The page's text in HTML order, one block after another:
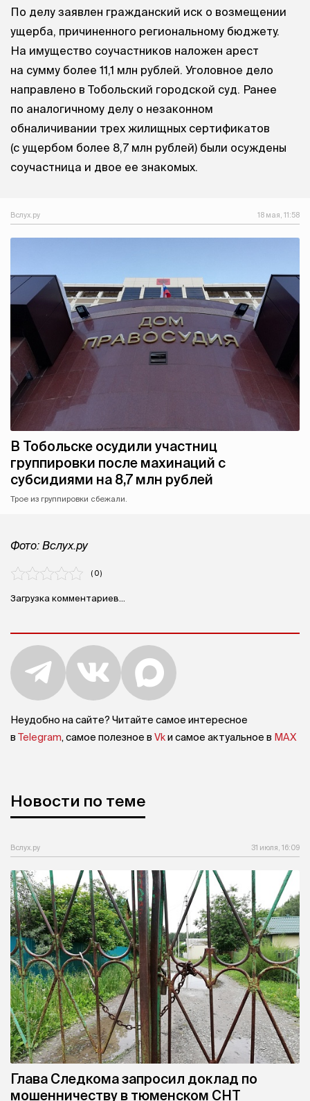
По делу заявлен гражданский иск о возмещении
ущерба, причиненного региональному бюджету.
На имущество соучастников наложен арест
на сумму более 11,1 млн рублей. Уголовное дело
направлено в Тобольский городской суд. Ранее
по аналогичному делу о незаконном
обналичивании трех жилищных сертификатов
(с ущербом более 8,7 млн рублей) были осуждены
соучастница и двое ее знакомых.
Вслух.ру 18 мая, 11:58
В Тобольске осудили участниц
группировки после махинаций с
субсидиями на 8,7 млн рублей
Трое из группировки сбежали.
Фото: Вслух.ру
( 0 )
Загрузка комментариев...
Неудобно на сайте? Читайте самое интересное
в Telegram, самое полезное в Vkи самое актуальное в MAX
Новости по теме
Вслух.ру 31 июля, 16:09
Глава Следкома запросил доклад по
мошенничеству в тюменском СНТ